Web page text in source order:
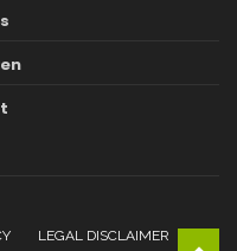
LEGAL DISCLAIMER